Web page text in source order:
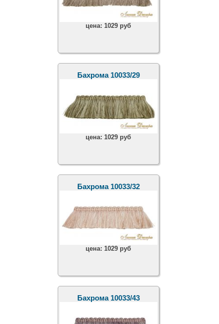
цена:1029 руб
Бахрома 10033/29
цена:1029 руб
Бахрома 10033/32
цена:1029 руб
Бахрома 10033/43